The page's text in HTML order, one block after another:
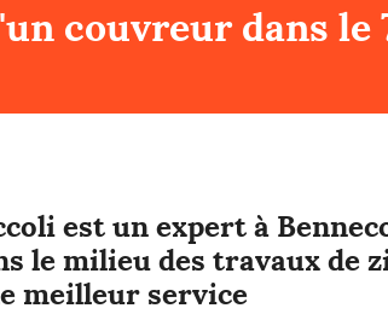
couvreur dans le
est un expert à
le milieu des travaux de
meilleur service